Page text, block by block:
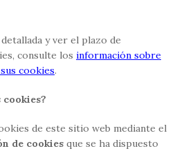
y ver el plazo de
consulte los información sobre
cookies.
de este sitio web mediante el
de cookies que se ha dispuesto